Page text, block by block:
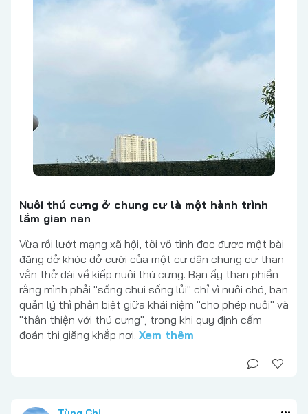
Nuôi thú cưng ở chung cư là một hành trình
lắm gian nan
Vừa rồi lướt mạng xã hội, tôi vô tình đọc được một bài
đăng dở khóc dở cười của một cư dân chung cư than
vắn thở dài về kiếp nuôi thú cưng. Bạn ấy than phiền
rằng mình phải "sống chui sống lủi" chỉ vì nuôi chó, ban
quản lý thì phân biệt giữa khái niệm "cho phép nuôi" và
"thân thiện với thú cưng", trong khi quy định cấm
đoán thì giăng khắp nơi. Xem thêm